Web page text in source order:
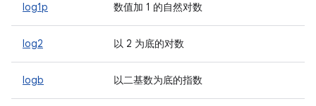
log1p 数值加 1 的自然对数
log2 以 2 为底的对数
logb 以二基数为底的指数